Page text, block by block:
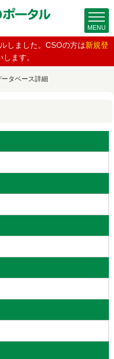
しました。CSOの方は新規登
ます。
タベース詳細
MENU